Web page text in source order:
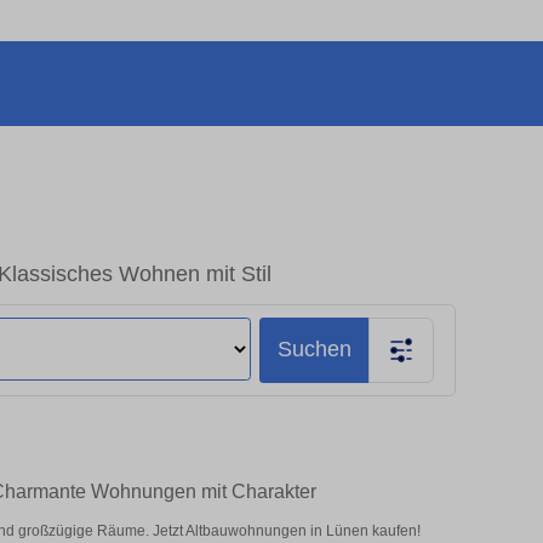
Wohnen mit Stil
Suchen
Wohnungen mit Charakter
großzügige Räume. Jetzt Altbauwohnungen in Lünen kaufen!